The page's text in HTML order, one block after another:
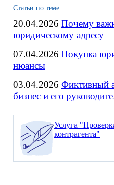
Статьи по теме:
20.04.2026 Почему
юридическому адресу
07.04.2026 Покупка
нюансы
03.04.2026 Фиктивный
бизнес и его
Услуга
контрагента"